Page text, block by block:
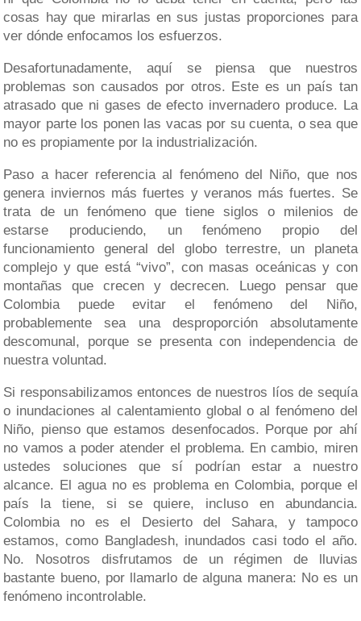
cosas hay que mirarlas en sus justas proporciones para
ver dónde enfocamos los esfuerzos.
Desafortunadamente, aquí se piensa que nuestros
problemas son causados por otros. Este es un país tan
atrasado que ni gases de efecto invernadero produce. La
mayor parte los ponen las vacas por su cuenta, o sea que
no es propiamente por la industrialización.
Paso a hacer referencia al fenómeno del Niño, que nos
genera inviernos más fuertes y veranos más fuertes. Se
trata de un fenómeno que tiene siglos o milenios de
estarse produciendo, un fenómeno propio del
funcionamiento general del globo terrestre, un planeta
complejo y que está “vivo”, con masas oceánicas y con
montañas que crecen y decrecen. Luego pensar que
Colombia puede evitar el fenómeno del Niño,
probablemente sea una desproporción absolutamente
descomunal, porque se presenta con independencia de
nuestra voluntad.
Si responsabilizamos entonces de nuestros líos de sequía
o inundaciones al calentamiento global o al fenómeno del
Niño, pienso que estamos desenfocados. Porque por ahí
no vamos a poder atender el problema. En cambio, miren
ustedes soluciones que sí podrían estar a nuestro
alcance. El agua no es problema en Colombia, porque el
país la tiene, si se quiere, incluso en abundancia.
Colombia no es el Desierto del Sahara, y tampoco
estamos, como Bangladesh, inundados casi todo el año.
No. Nosotros disfrutamos de un régimen de lluvias
bastante bueno, por llamarlo de alguna manera: No es un
fenómeno incontrolable.